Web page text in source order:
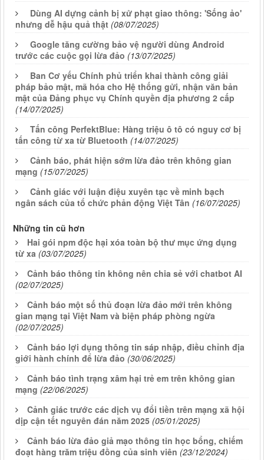
Dùng AI dựng cảnh bị xử phạt giao thông: 'Sống ảo'
nhưng dễ hậu quả thật (08/07/2025)
Google tăng cường bảo vệ người dùng Android
trước các cuộc gọi lừa đảo (13/07/2025)
Ban Cơ yếu Chính phủ triển khai thành công giải
pháp bảo mật, mã hóa cho Hệ thống gửi, nhận văn bản
mật của Đảng phục vụ Chính quyền địa phương 2 cấp
(14/07/2025)
Tấn công PerfektBlue: Hàng triệu ô tô có nguy cơ bị
tấn công từ xa từ Bluetooth (14/07/2025)
Cảnh báo, phát hiện sớm lừa đảo trên không gian
mạng (15/07/2025)
Cảnh giác với luận điệu xuyên tạc về minh bạch
ngân sách của tổ chức phản động Việt Tân (16/07/2025)
Những tin cũ hơn
Hai gói npm độc hại xóa toàn bộ thư mục ứng dụng
từ xa (03/07/2025)
Cảnh báo thông tin không nên chia sẻ với chatbot AI
(02/07/2025)
Cảnh báo một số thủ đoạn lừa đảo mới trên không
gian mạng tại Việt Nam và biện pháp phòng ngừa
(02/07/2025)
Cảnh báo lợi dụng thông tin sáp nhập, điều chỉnh địa
giới hành chính để lừa đảo (30/06/2025)
Cảnh báo tình trạng xâm hại trẻ em trên không gian
mạng (22/06/2025)
Cảnh giác trước các dịch vụ đổi tiền trên mạng xã hội
dịp cận tết nguyên đán năm 2025 (05/01/2025)
Cảnh báo lừa đảo giả mạo thông tin học bổng, chiếm
đoạt hàng trăm triệu đồng của sinh viên (23/12/2024)